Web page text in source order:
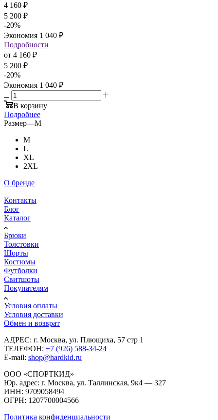
4 160 ₽
5 200 ₽
-20%
Экономия 1 040 ₽
Подробности
от 4 160 ₽
5 200 ₽
-20%
Экономия 1 040 ₽
В корзину
Подробнее
Размер—M
M
L
XL
2XL
О бренде
Контакты
Блог
Каталог
Брюки
Толстовки
Шорты
Костюмы
Футболки
Свитшоты
Покупателям
Условия оплаты
Условия доставки
Обмен и возврат
АДРЕС: г. Москва, ул. Плющиха, 57 стр 1
ТЕЛЕФОН: +7 (926) 588-34-24
E-mail: shop@hardkid.ru
ООО «СПОРТКИД»
Юр. адрес: г. Москва, ул. Таллинская, 9к4 — 327
ИНН: 9709058494
ОГРН: 1207700004566
Политика конфиденциальности